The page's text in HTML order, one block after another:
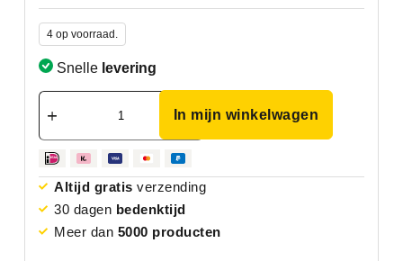
4 op voorraad.
Snelle levering
In mijn winkelwagen
Altijd gratis verzending
30 dagen bedenktijd
Meer dan 5000 producten